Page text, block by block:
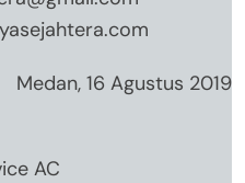
Medan, 16 Agustus 2019
AC